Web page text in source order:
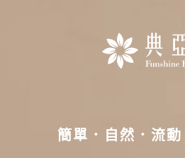
簡單．自然．流動